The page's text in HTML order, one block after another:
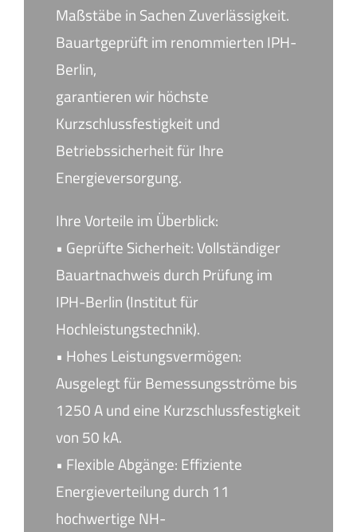
Maßstäbe in Sachen Zuverlässigkeit.
Bauartgeprüft im renommierten IPH-
Berlin,
garantieren wir höchste
Kurzschlussfestigkeit und
Betriebssicherheit für Ihre
Energieversorgung.
Ihre Vorteile im Überblick:
• Geprüfte Sicherheit: Vollständiger
Bauartnachweis durch Prüfung im
IPH-Berlin (Institut für
Hochleistungstechnik).
• Hohes Leistungsvermögen:
Ausgelegt für Bemessungsströme bis
1250 A und eine Kurzschlussfestigkeit
von 50 kA.
• Flexible Abgänge: Effiziente
Energieverteilung durch 11
hochwertige NH-